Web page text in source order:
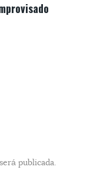
publicada.